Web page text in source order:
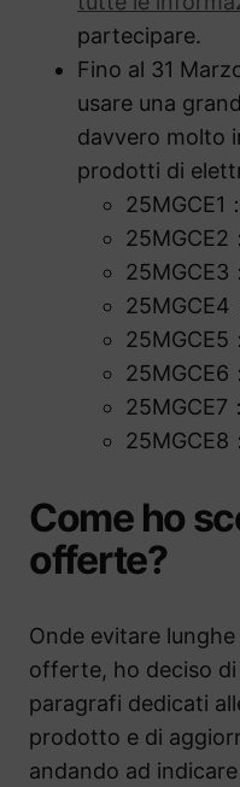
partecipare.
Fino al 31
usare una
davvero molto
prodotti di
25MGCE1
25MGCE2
25MGCE3
25MGCE4
25MGCE5
25MGCE6
25MGCE7
25MGCE8
Come ho
offerte?
Onde evitare
offerte, ho deciso
paragrafi dedicati
prodotto e di
andando ad